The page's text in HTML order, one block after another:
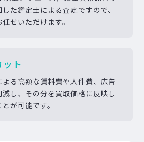
た鑑定士による査定ですので、
せいただけます。
ト
よる高額な賃料費や人件費、広告
減し、その分を買取価格に反映し
が可能です。